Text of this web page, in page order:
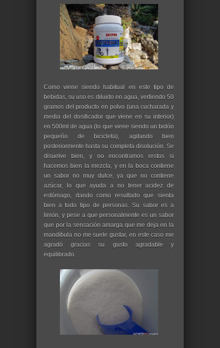
Como viene siendo habitual en este tipo de
bebidas, su uso es diluido en agua, vertiendo 50
gramos del producto en polvo (una cucharada y
media del dosificador que viene en su interior)
en 500ml de agua (lo que viene siendo un bidón
pequeño de bicicleta), agitando bien
posteriormente hasta su completa disolución. Se
disuelve bien, y no encontramos restos si
hacemos bien la mezcla, y en la boca contiene
un sabor no muy dulce, ya que no contiene
azúcar, lo que ayuda a no tener acidez de
estómago, dando como resultado que sienta
bien a todo tipo de personas. Su sabor es a
limón, y pese a que personalmente es un sabor
que por la sensación amarga que me deja en la
mandíbula no me suele gustar, en este caso me
agradó gracias su gusto agradable y
equilibrado.